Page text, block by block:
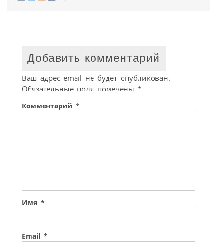
Добавить комментарий
Ваш адрес email не будет опубликован.
Обязательные поля помечены *
Комментарий *
Имя *
Email *